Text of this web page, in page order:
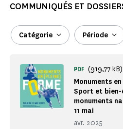
COMMUNIQUÉS ET
Catégorie Période
Monuments
Sport et bien-
monuments
11 mai
avr. 2025
PDF (919,77 kB)